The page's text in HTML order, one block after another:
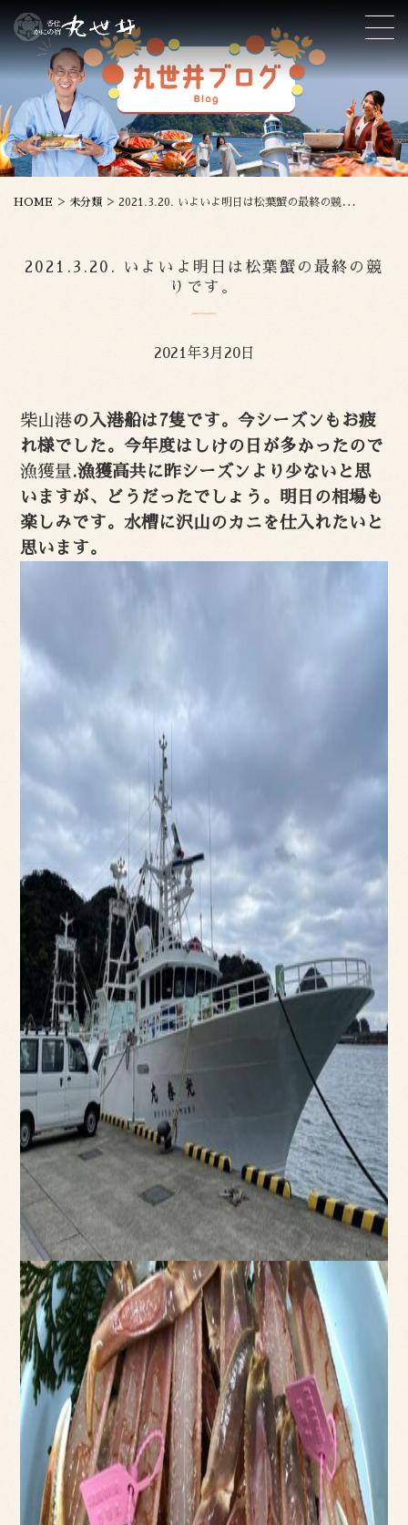
HOME > 未分類 > 2021.3.20. いよいよ明日は松葉蟹の最終の競りです。
2021.3.20. いよいよ明日は松葉蟹の最終の競
りです。
2021年3月20日
柴山港の入港船は7隻です。今シーズンもお疲
れ様でした。今年度はしけの日が多かったので
漁獲量.漁獲高共に昨シーズンより少ないと思
いますが、どうだったでしょう。明日の相場も
楽しみです。水槽に沢山のカニを仕入れたいと
思います。